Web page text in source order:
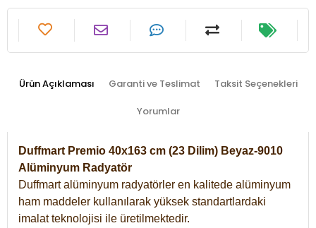
Ürün Açıklaması Garanti ve Teslimat Taksit Seçenekleri
Yorumlar
Duffmart Premio 40x163 cm (23 Dilim) Beyaz-9010
Alüminyum Radyatör
Duffmart alüminyum radyatörler en kalitede alüminyum
ham maddeler kullanılarak yüksek standartlardaki
imalat teknolojisi ile üretilmektedir.